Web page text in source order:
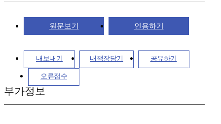
원문보기 인용하기
내보내기 내책장담기 공유하기
오류접수
부가정보